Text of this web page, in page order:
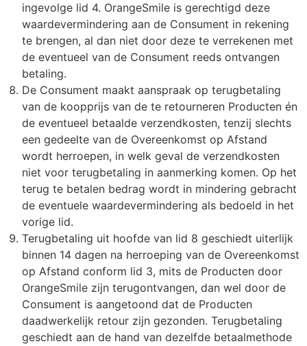
ingevolge lid 4. OrangeSmile is gerechtigd deze
waardevermindering aan de Consument in rekening
te brengen, al dan niet door deze te verrekenen met
de eventueel van de Consument reeds ontvangen
betaling.
De Consument maakt aanspraak op terugbetaling
van de koopprijs van de te retourneren Producten én
de eventueel betaalde verzendkosten, tenzij slechts
een gedeelte van de Overeenkomst op Afstand
wordt herroepen, in welk geval de verzendkosten
niet voor terugbetaling in aanmerking komen. Op het
terug te betalen bedrag wordt in mindering gebracht
de eventuele waardevermindering als bedoeld in het
vorige lid.
Terugbetaling uit hoofde van lid 8 geschiedt uiterlijk
binnen 14 dagen na herroeping van de Overeenkomst
op Afstand conform lid 3, mits de Producten door
OrangeSmile zijn terugontvangen, dan wel door de
Consument is aangetoond dat de Producten
daadwerkelijk retour zijn gezonden. Terugbetaling
geschiedt aan de hand van dezelfde betaalmethode